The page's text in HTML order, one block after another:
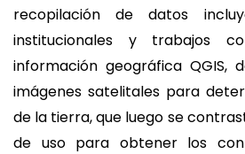
recopilación de datos
institucionales y trabajos
información geográfica QGIS,
imágenes satelitales para
de la tierra, que luego se
de uso para obtener los